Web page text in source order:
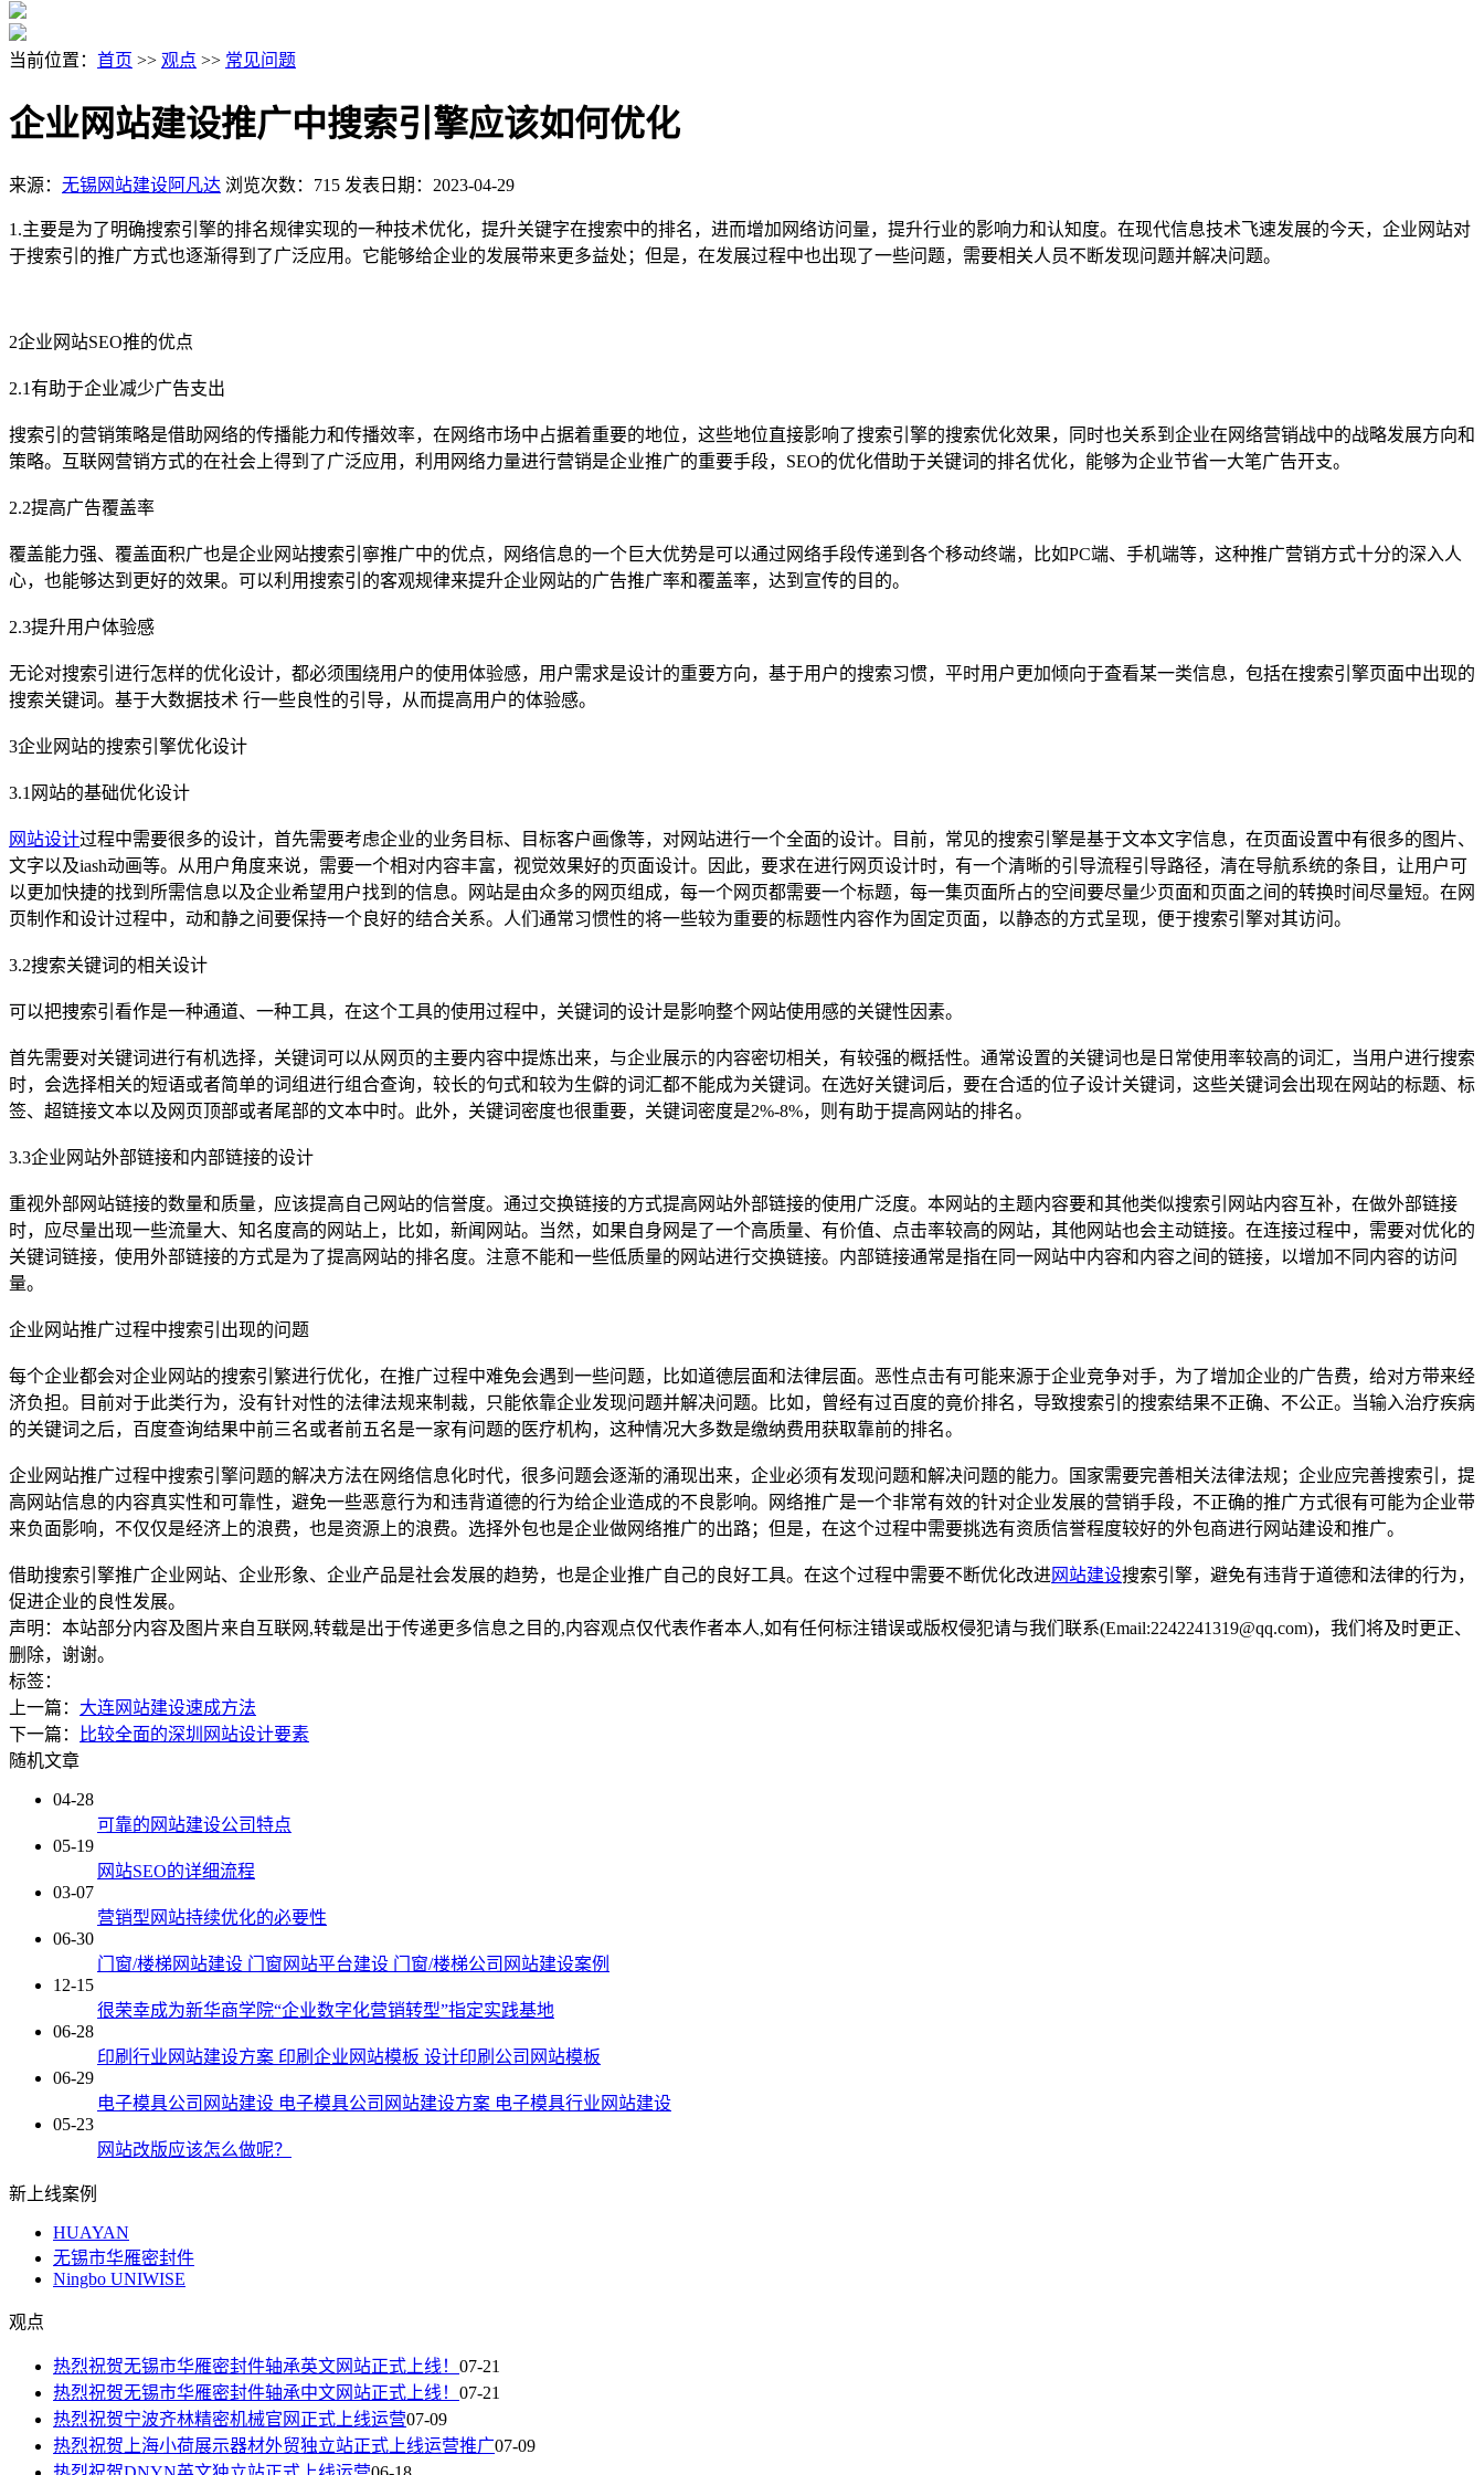
当前位置： 首页 >> 观点 >> 常见问题
企业网站建设推广中搜索引擎应该如何优化
来源： 无锡网站建设阿凡达 浏览次数：715 发表日期：2023-04-29
1.主要是为了明确搜索引擎的排名规律实现的一种技术优化，提升关键字在搜索中的排名，进而增加网络访问量，提升行业的影响力和认知度。在现代信息技术飞速发展的今天，企业网站对
于搜索引的推广方式也逐渐得到了广泛应用。它能够给企业的发展带来更多益处；但是，在发展过程中也出现了一些问题，需要相关人员不断发现问题并解决问题。
2企业网站SEO推的优点
2.1有助于企业减少广告支出
搜索引的营销策略是借助网络的传播能力和传播效率，在网络市场中占据着重要的地位，这些地位直接影响了搜索引擎的搜索优化效果，同时也关系到企业在网络营销战中的战略发展方向和
策略。互联网营销方式的在社会上得到了广泛应用，利用网络力量进行营销是企业推广的重要手段，SEO的优化借助于关键词的排名优化，能够为企业节省一大笔广告开支。
2.2提高广告覆盖率
覆盖能力强、覆盖面积广也是企业网站捜索引寧推广中的优点，网络信息的一个巨大优势是可以通过网络手段传递到各个移动终端，比如PC端、手机端等，这种推广营销方式十分的深入人
心，也能够达到更好的效果。可以利用搜索引的客观规律来提升企业网站的广告推广率和覆盖率，达到宣传的目的。
2.3提升用户体验感
无论对搜索引进行怎样的优化设计，都必须围绕用户的使用体验感，用户需求是设计的重要方向，基于用户的搜索习惯，平时用户更加倾向于査看某一类信息，包括在搜索引擎页面中出现的
搜索关键词。基于大数据技术 行一些良性的引导，从而提高用户的体验感。
3企业网站的搜索引擎优化设计
3.1网站的基础优化设计
网站设计过程中需要很多的设计，首先需要考虑企业的业务目标、目标客户画像等，对网站进行一个全面的设计。目前，常见的搜索引擎是基于文本文字信息，在页面设置中有很多的图片、
文字以及iash动画等。从用户角度来说，需要一个相对内容丰富，视觉效果好的页面设计。因此，要求在进行网页设计时，有一个清晰的引导流程引导路径，清在导航系统的条目，让用户可
以更加快捷的找到所需信息以及企业希望用户找到的信息。网站是由众多的网页组成，每一个网页都需要一个标题，每一集页面所占的空间要尽量少页面和页面之间的转换时间尽量短。在网
页制作和设计过程中，动和静之间要保持一个良好的结合关系。人们通常习惯性的将一些较为重要的标题性内容作为固定页面，以静态的方式呈现，便于搜索引擎对其访问。
3.2搜索关键词的相关设计
可以把捜索引看作是一种通道、一种工具，在这个工具的使用过程中，关键词的设计是影响整个网站使用感的关键性因素。
首先需要对关键词进行有机选择，关键词可以从网页的主要内容中提炼出来，与企业展示的内容密切相关，有较强的概括性。通常设置的关键词也是日常使用率较高的词汇，当用户进行搜索
时，会选择相关的短语或者简单的词组进行组合查询，较长的句式和较为生僻的词汇都不能成为关键词。在选好关键词后，要在合适的位子设计关键词，这些关键词会出现在网站的标题、标
签、超链接文本以及网页顶部或者尾部的文本中时。此外，关键词密度也很重要，关键词密度是2%-8%，则有助于提高网站的排名。
3.3企业网站外部链接和内部链接的设计
重视外部网站链接的数量和质量，应该提高自己网站的信誉度。通过交换链接的方式提高网站外部链接的使用广泛度。本网站的主题内容要和其他类似搜索引网站内容互补，在做外部链接
时，应尽量出现一些流量大、知名度高的网站上，比如，新闻网站。当然，如果自身网是了一个高质量、有价值、点击率较高的网站，其他网站也会主动链接。在连接过程中，需要对优化的
关键词链接，使用外部链接的方式是为了提高网站的排名度。注意不能和一些低质量的网站进行交换链接。内部链接通常是指在同一网站中内容和内容之间的链接，以增加不同内容的访问
量。
企业网站推广过程中搜索引出现的问题
每个企业都会对企业网站的搜索引繁进行优化，在推广过程中难免会遇到一些问题，比如道德层面和法律层面。恶性点击有可能来源于企业竞争对手，为了增加企业的广告费，给对方带来经
济负担。目前对于此类行为，没有针对性的法律法规来制裁，只能依靠企业发现问题并解决问题。比如，曾经有过百度的竟价排名，导致搜索引的搜索结果不正确、不公正。当输入治疗疾病
的关键词之后，百度查询结果中前三名或者前五名是一家有问题的医疗机构，这种情况大多数是缴纳费用获取靠前的排名。
企业网站推广过程中搜索引擎问题的解决方法在网络信息化时代，很多问题会逐渐的涌现出来，企业必须有发现问题和解决问题的能力。国家需要完善相关法律法规；企业应完善搜索引，提
高网站信息的内容真实性和可靠性，避免一些恶意行为和违背道德的行为给企业造成的不良影响。网络推广是一个非常有效的针对企业发展的营销手段，不正确的推广方式很有可能为企业带
来负面影响，不仅仅是经济上的浪费，也是资源上的浪费。选择外包也是企业做网络推广的出路；但是，在这个过程中需要挑选有资质信誉程度较好的外包商进行网站建设和推广。
借助搜索引擎推广企业网站、企业形象、企业产品是社会发展的趋势，也是企业推广自己的良好工具。在这个过程中需要不断优化改进网站建设搜索引擎，避免有违背于道德和法律的行为，
促进企业的良性发展。
声明：本站部分内容及图片来自互联网,转载是出于传递更多信息之目的,内容观点仅代表作者本人,如有任何标注错误或版权侵犯请与我们联系(Email:2242241319@qq.com)，我们将及时更正、
删除，谢谢。
标签：
上一篇： 大连网站建设速成方法
下一篇：
比较全面的深圳网站设计要素
随机文章
04-28
可靠的网站建设公司特点
05-19
网站SEO的详细流程
03-07
营销型网站持续优化的必要性
06-30
门窗/楼梯网站建设 门窗网站平台建设 门窗/楼梯公司网站建设案例
12-15
很荣幸成为新华商学院“企业数字化营销转型”指定实践基地
06-28
印刷行业网站建设方案 印刷企业网站模板 设计印刷公司网站模板
06-29
电子模具公司网站建设 电子模具公司网站建设方案 电子模具行业网站建设
05-23
网站改版应该怎么做呢？
新上线案例
HUAYAN
无锡市华雁密封件
Ningbo UNIWISE
观点
热烈祝贺无锡市华雁密封件轴承英文网站正式上线！ 07-21
热烈祝贺无锡市华雁密封件轴承中文网站正式上线！ 07-21
热烈祝贺宁波齐林精密机械官网正式上线运营07-09
热烈祝贺上海小荷展示器材外贸独立站正式上线运营推广07-09